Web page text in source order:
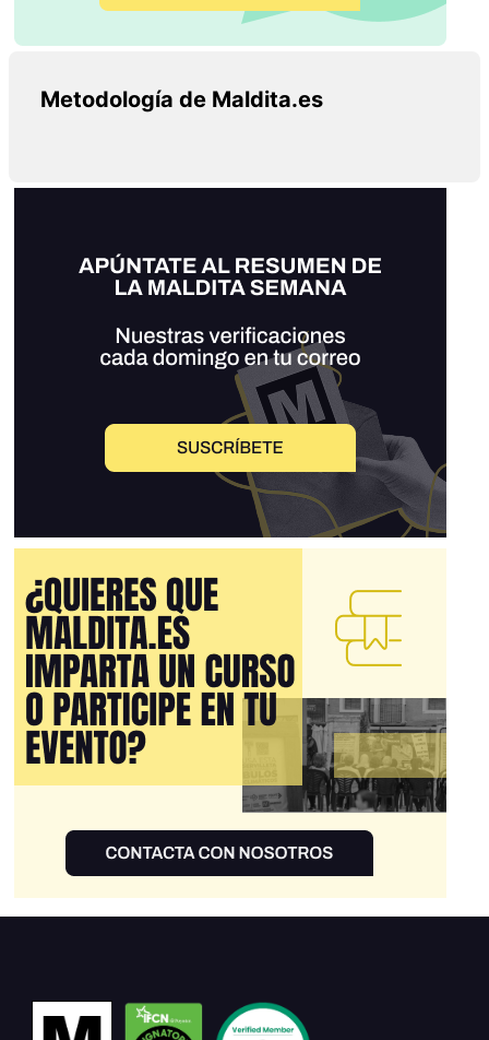
Metodología de Maldita.es